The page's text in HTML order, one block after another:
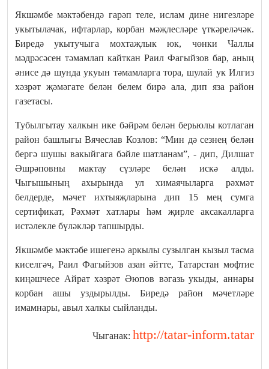
Якшәмбе мәктәбендә гарәп теле, ислам дине нигезләре
укытылачак, ифтарлар, корбан мәҗлесләре үткәреләчәк.
Биредә укытучыга мохтаҗлык юк, чөнки Чаллы
мәдрәсәсен тәмамлап кайткан Раил Фагыйзов бар, аның
әнисе дә шунда укуын тәмамларга тора, шулай ук Илгиз
хәзрәт җәмәгате белән белем бирә ала, дип яза район
газетасы.
Тубылгытау халкын ике бәйрәм белән берьюлы котлаган
район башлыгы Вячеслав Козлов: “Мин дә сезнең белән
бергә шушы вакыйгага бәйле шатланам”, - дип, Дилшат
Әшрәповны мактау сүзләре белән искә алды.
Чыгышының ахырында ул химаячыларга рәхмәт
белдерде, мәчет ихтыяҗларына дип 15 мең сумга
сертификат, Рәхмәт хатлары һәм җирле аксакалларга
истәлекле бүләкләр тапшырды.
Якшәмбе мәктәбе ишегенә аркылы сузылган кызыл тасма
киселгәч, Раил Фагыйзов азан әйтте, Татарстан мөфтие
киңәшчесе Айрат хәзрәт Әюпов вәгазь укыды, аннары
корбан ашы уздырылды. Биредә район мәчетләре
имамнары, авыл халкы сыйланды.
Чыганак: http://tatar-inform.tatar